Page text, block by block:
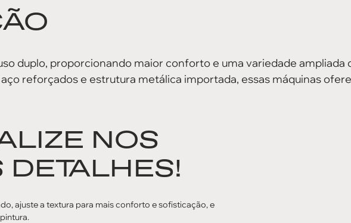
duplo, proporcionando maior conforto e uma variedade ampliada
reforçados e estrutura metálica importada, essas máquinas
NOS
DETALHES!
ajuste a textura para mais conforto e sofisticação, e